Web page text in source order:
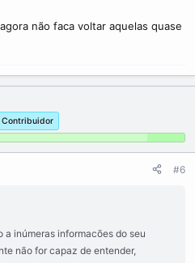
não faca voltar aquelas quase
Contribuidor
#6
a inúmeras informacões do seu
não for capaz de entender,